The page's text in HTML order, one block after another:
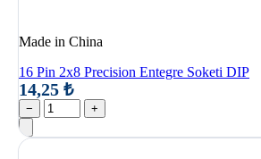
Made in China
16 Pin 2x8 Precision Entegre Soketi DIP
14,25 ₺
− +